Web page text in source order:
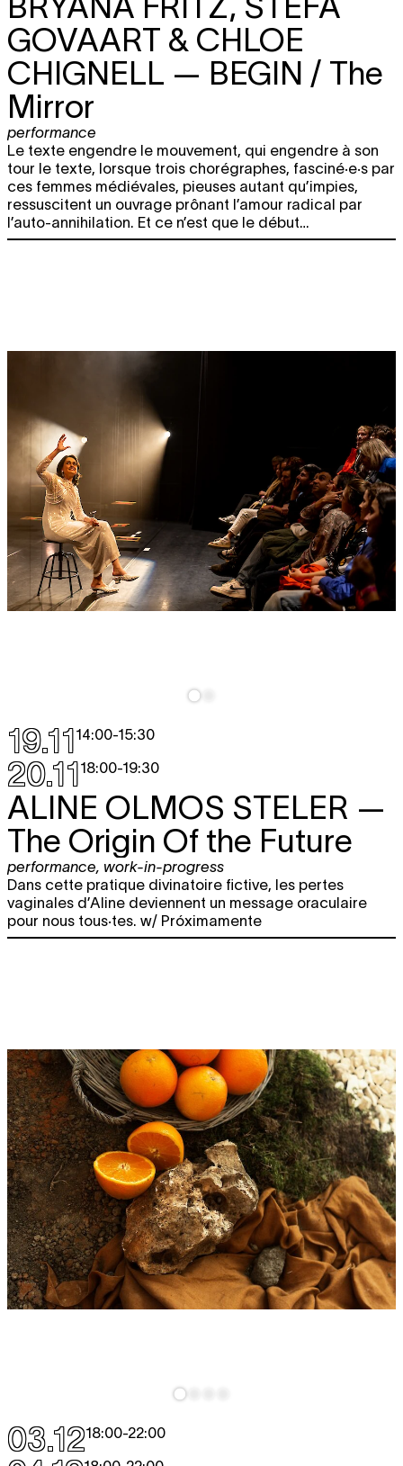
GOVAART & CHLOE
CHIGNELL — BEGIN / The
Mirror
performance
Le texte engendre le mouvement, qui engendre à son
tour le texte, lorsque trois chorégraphes, fasciné·e·s par
ces femmes médiévales, pieuses autant qu’impies,
ressuscitent un ouvrage prônant l’amour radical par
l’auto-annihilation. Et ce n’est que le début…
19.1114:00-15:30
20.1118:00-19:30
ALINE OLMOS STELER —
The Origin Of the Future
performance, work-in-progress
Dans cette pratique divinatoire fictive, les pertes
vaginales d’Aline deviennent un message oraculaire
pour nous tous·tes. w/ Próximamente
03.1218:00-22:00